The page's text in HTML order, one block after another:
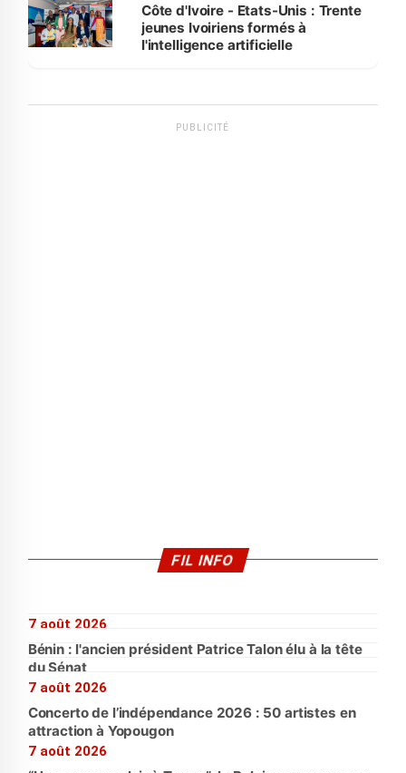
Côte d'Ivoire - Etats-Unis : Trente
jeunes Ivoiriens formés à
l'intelligence artificielle
PUBLICITÉ
FIL INFO
7 août 2026
Bénin : l'ancien président Patrice Talon élu à la tête
du Sénat
7 août 2026
Concerto de l’indépendance 2026 : 50 artistes en
attraction à Yopougon
7 août 2026